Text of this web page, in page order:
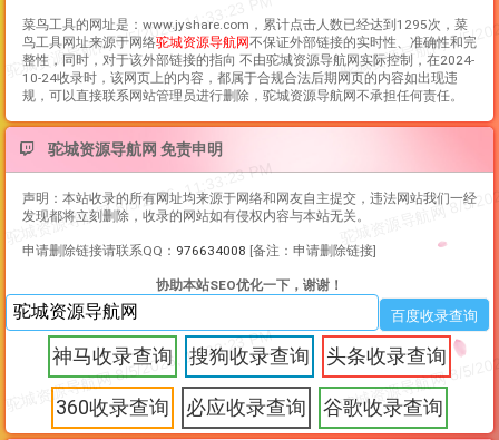
菜鸟工具的网址是：www.jyshare.com，累计点击人数已经达到1295次， 菜
鸟工具网址来源于网络驼城资源导航网不保证外部链接的实时性、准确性和完
整性，同时，对于该外部链接的指向 不由驼城资源导航网实际控制，在2024-
10-24收录时，该网页上的内容，都属于合规合法后期网页的内容如出现违
规，可以直接联系网站管理员进行删除，驼城资源导航网不承担任何责任。
驼城资源导航网 免责申明
声明：本站收录的所有网址均来源于网络和网友自主提交，违法网站我们一经
发现都将立刻删除，收录的网站如有侵权内容与本站无关。
申请删除链接请联系QQ： 976634008 [备注：申请删除链接]
协助本站SEO优化一下，谢谢！
神马收录查询 搜狗收录查询 头条收录查询
360收录查询 必应收录查询 谷歌收录查询